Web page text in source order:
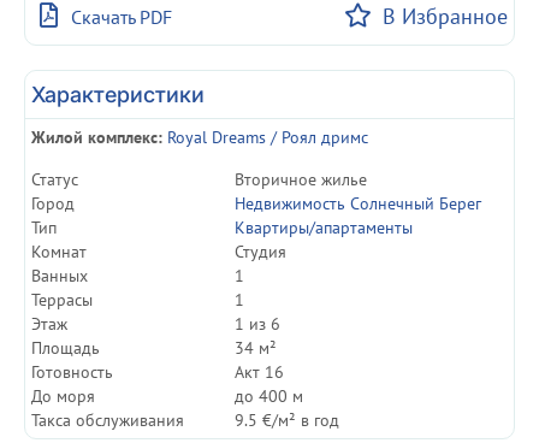
Скачать PDF В Избранное
Характеристики
Жилой комплекс: Royal Dreams / Роял дримс
Статуc
Вторичное жилье
Город
Недвижимость Солнечный Берег
Тип
Квартиры/апартаменты
Комнат
Студия
Ванных
1
Террасы
1
Этаж
1 из 6
Площадь
34 м²
Готовность
Акт 16
До моря
до 400 м
Такса обслуживания
9.5 €/м² в год